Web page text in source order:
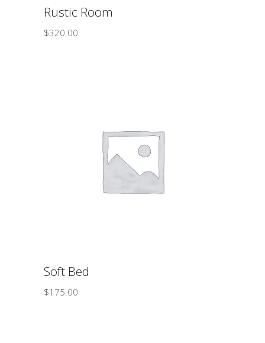
Rustic Room
$320.00
ΠΡΟΣΘΉΚΗ ΣΤΟ ΚΑΛΆΘΙ
Soft Bed
$175.00